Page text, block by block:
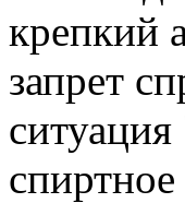
крепкий
запрет